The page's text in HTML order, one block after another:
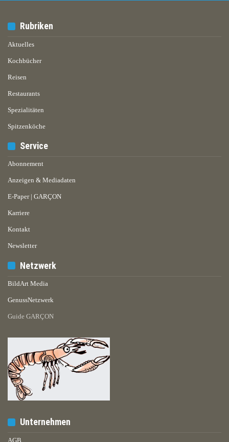
Rubriken
Aktuelles
Kochbücher
Reisen
Restaurants
Spezialitäten
Spitzenköche
Service
Abonnement
Anzeigen & Mediadaten
E-Paper | GARÇON
Karriere
Kontakt
Newsletter
Netzwerk
BildArt Media
GenussNetzwerk
Guide GARÇON
Unternehmen
AGB